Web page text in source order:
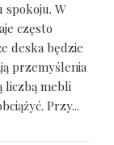
spokoju. W
często
deska będzie
przemyślenia
liczbą mebli
Przy...